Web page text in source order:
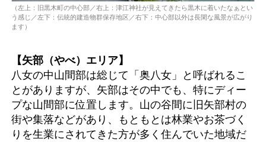
（左上：旧黒木町の中心部／右上：津江神社が見えてきたら黒木に着いたなぁとい
う感じ／左下：伝統的建造物群保存地区／右下：中心部以外は長閑な風景が広がり
ます）
【矢部（やべ）エリア】
八女の中山間部は総じて「奥八女」と呼ばれるこ
とがありますが、矢部はその中でも、特にディー
プな山間部に位置します。山の谷間に旧矢部村の
街や集落などがあり、もともとは林業やお茶づく
りを生業にされてきた方が多く住んでいた地域だ